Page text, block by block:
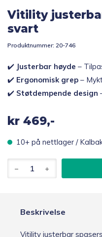
Vitility
svart
Produktnummer: 20-746
✔️ Justerbar høyde –
✔️ Ergonomisk grep –
✔️ Støtdempende design
kr 469,-
10+ på nettlager /
justerbar
spaserstokk,
Beskrivelse
Vitility justerbar